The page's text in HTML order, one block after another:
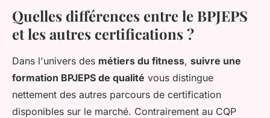
Quelles différences entre le BPJEPS
et les autres certifications ?
Dans l'univers des métiers du fitness, suivre une
formation BPJEPS de qualité vous distingue
nettement des autres parcours de certification
disponibles sur le marché. Contrairement au CQP